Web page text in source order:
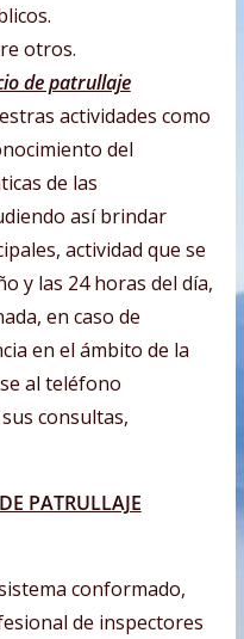
otros.
de patrullaje
actividades como
del
de las
así brindar
actividad que se
y las 24 horas del día,
en caso de
en el ámbito de la
al teléfono
consultas,
PATRULLAJE
conformado,
de inspectores